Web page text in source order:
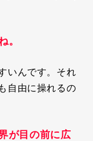
。
いんです。それ
自由に操れるの
が目の前に広